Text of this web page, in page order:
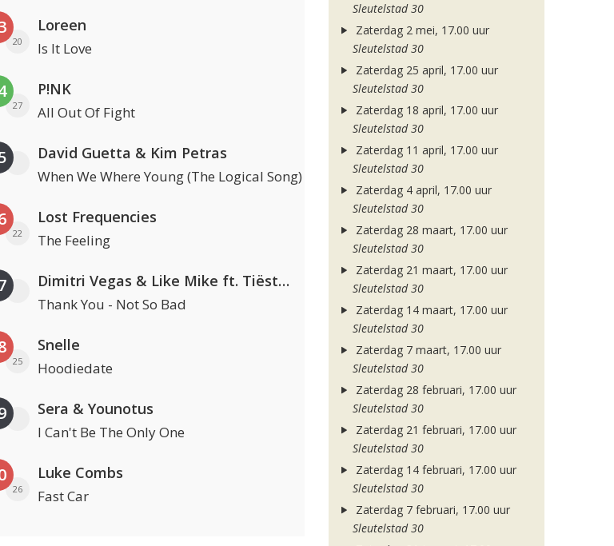
20
Loreen
Is It Love
27
P!NK
All Out Of Fight
David Guetta & Kim Petras
When We Where Young (The Logical Song)
22
Lost Frequencies
The Feeling
Dimitri Vegas & Like Mike ft. Tiësto, W&W & Dido
Thank You - Not So Bad
25
Snelle
Hoodiedate
Sera & Younotus
I Can't Be The Only One
26
Luke Combs
Fast Car
Sleutelstad 30
Zaterdag 2 mei, 17.00 uur
Sleutelstad 30
Zaterdag 25 april, 17.00 uur
Sleutelstad 30
Zaterdag 18 april, 17.00 uur
Sleutelstad 30
Zaterdag 11 april, 17.00 uur
Sleutelstad 30
Zaterdag 4 april, 17.00 uur
Sleutelstad 30
Zaterdag 28 maart, 17.00 uur
Sleutelstad 30
Zaterdag 21 maart, 17.00 uur
Sleutelstad 30
Zaterdag 14 maart, 17.00 uur
Sleutelstad 30
Zaterdag 7 maart, 17.00 uur
Sleutelstad 30
Zaterdag 28 februari, 17.00 uur
Sleutelstad 30
Zaterdag 21 februari, 17.00 uur
Sleutelstad 30
Zaterdag 14 februari, 17.00 uur
Sleutelstad 30
Zaterdag 7 februari, 17.00 uur
Sleutelstad 30